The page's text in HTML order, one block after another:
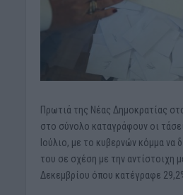
Πρωτιά της Nέας Δημοκρατίας
στο σύνολο καταγράφουν οι
Ιούλιο, με το κυβερνών κόμμα να
του σε σχέση με την αντίστοιχη
Δεκεμβρίου όπου κατέγραφε